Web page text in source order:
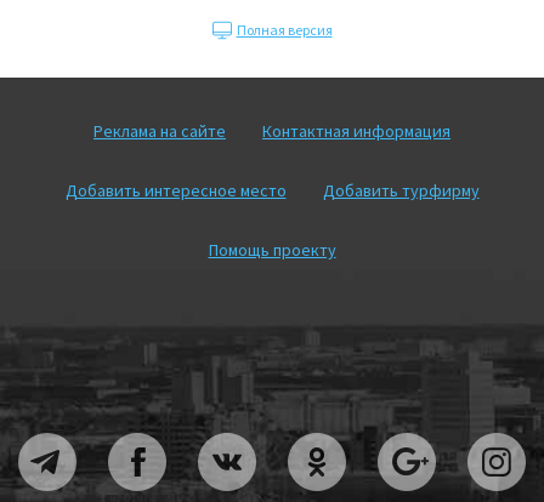
Полная версия
Реклама на сайте Контактная информация
Добавить интересное место Добавить турфирму
Помощь проекту